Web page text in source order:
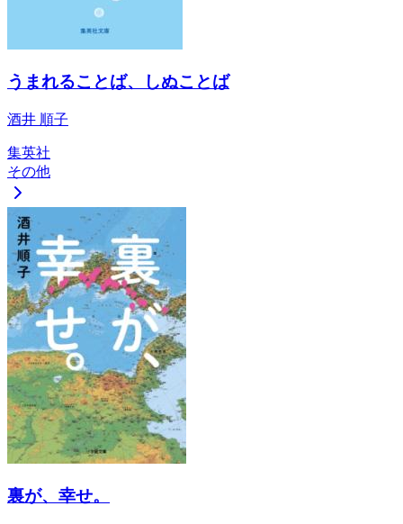
うまれることば、しぬことば
酒井 順子
集英社
その他
裏が、幸せ。